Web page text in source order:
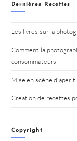
Dernières Recettes
Les livres sur la
Comment la
consommateurs
Mise en scène
Création de recettes
Copyright